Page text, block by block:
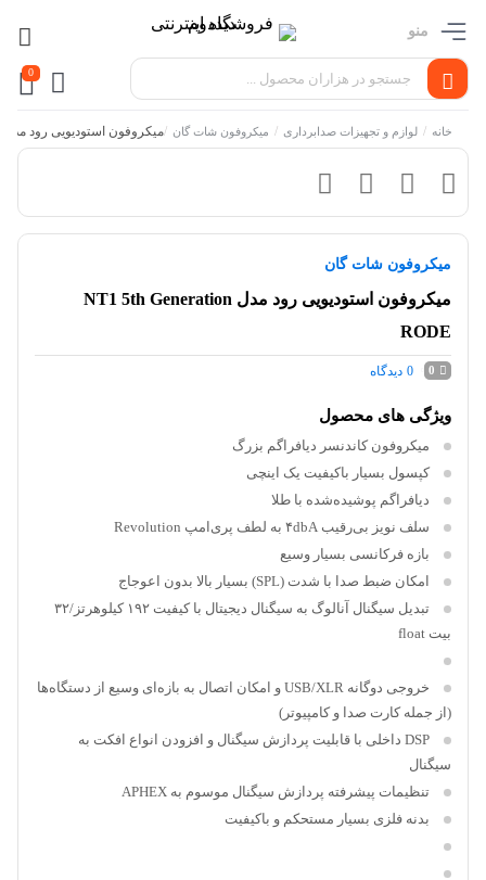
منو
0
خانه / لوازم و تجهیزات صدابرداری / میکروفون شات گان /میکروفون استودیویی رود مدل NT1 5th Generation RODE
میکروفون شات گان
میکروفون استودیویی رود مدل NT1 5th Generation
RODE
0
0 دیدگاه
ویژگی های محصول
میکروفون کاندنسر دیافراگم بزرگ
کپسول بسیار باکیفیت یک اینچی
دیافراگم پوشیده‌شده با طلا
سلف نویز بی‌رقیب ۴dbA به لطف پری‌امپ Revolution
بازه فرکانسی بسیار وسیع
امکان ضبط صدا با شدت (SPL) بسیار بالا بدون اعوجاج
تبدیل سیگنال آنالوگ به سیگنال دیجیتال با کیفیت ۱۹۲ کیلوهرتز/۳۲
بیت float
خروجی دوگانه USB/XLR و امکان اتصال به بازه‌ای وسیع از دستگاه‌ها
(از جمله کارت صدا و کامپیوتر)
DSP داخلی با قابلیت پردازش سیگنال و افزودن انواع افکت به
سیگنال
تنظیمات پیشرفته پردازش سیگنال موسوم به APHEX
بدنه فلزی بسیار مستحکم و باکیفیت